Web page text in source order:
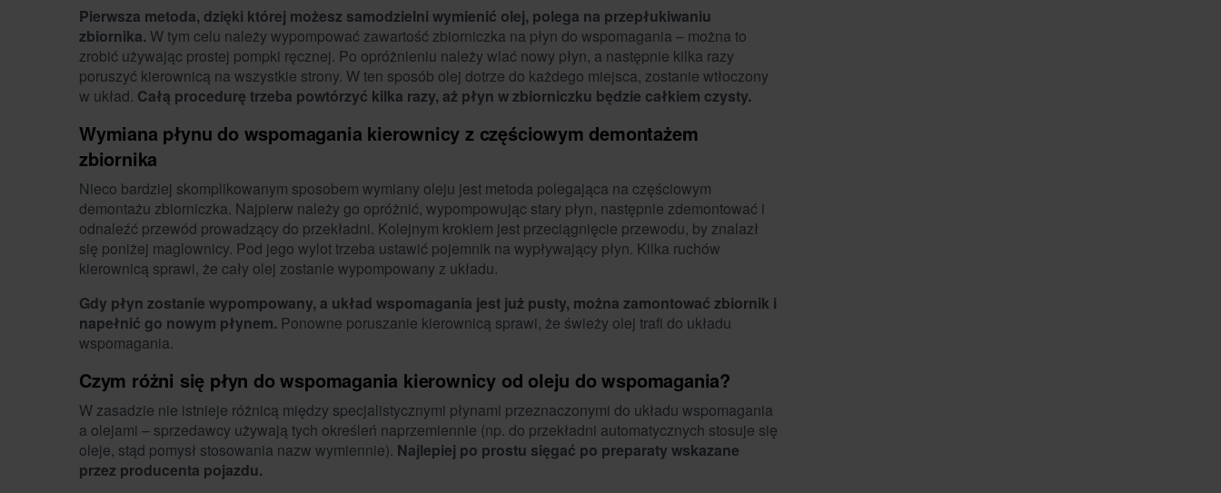
Pierwsza metoda, dzięki której możesz samodzielni wymienić olej, polega na przepłukiwaniu
zbiornika. W tym celu należy wypompować zawartość zbiorniczka na płyn do wspomagania – można to
zrobić używając prostej pompki ręcznej. Po opróżnieniu należy wlać nowy płyn, a następnie kilka razy
poruszyć kierownicą na wszystkie strony. W ten sposób olej dotrze do każdego miejsca, zostanie wtłoczony
w układ. Całą procedurę trzeba powtórzyć kilka razy, aż płyn w zbiorniczku będzie całkiem czysty.
Wymiana płynu do wspomagania kierownicy z częściowym demontażem
zbiornika
Nieco bardziej skomplikowanym sposobem wymiany oleju jest metoda polegająca na częściowym
demontażu zbiorniczka. Najpierw należy go opróżnić, wypompowując stary płyn, następnie zdemontować i
odnaleźć przewód prowadzący do przekładni. Kolejnym krokiem jest przeciągnięcie przewodu, by znalazł
się poniżej maglownicy. Pod jego wylot trzeba ustawić pojemnik na wypływający płyn. Kilka ruchów
kierownicą sprawi, że cały olej zostanie wypompowany z układu.
Gdy płyn zostanie wypompowany, a układ wspomagania jest już pusty, można zamontować zbiornik i
napełnić go nowym płynem. Ponowne poruszanie kierownicą sprawi, że świeży olej trafi do układu
wspomagania.
Czym różni się płyn do wspomagania kierownicy od oleju do wspomagania?
W zasadzie nie istnieje różnicą między specjalistycznymi płynami przeznaczonymi do układu wspomagania
a olejami – sprzedawcy używają tych określeń naprzemiennie (np. do przekładni automatycznych stosuje się
oleje, stąd pomysł stosowania nazw wymiennie). Najlepiej po prostu sięgać po preparaty wskazane
przez producenta pojazdu.